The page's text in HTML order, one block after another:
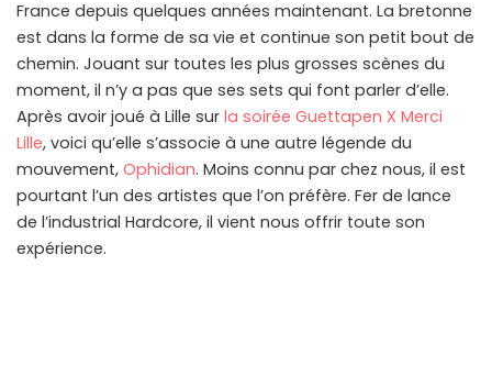
France depuis quelques années maintenant. La bretonne
est dans la forme de sa vie et continue son petit bout de
chemin. Jouant sur toutes les plus grosses scènes du
moment, il n’y a pas que ses sets qui font parler d’elle.
Après avoir joué à Lille sur la soirée Guettapen X Merci
Lille, voici qu’elle s’associe à une autre légende du
mouvement, Ophidian. Moins connu par chez nous, il est
pourtant l’un des artistes que l’on préfère. Fer de lance
de l’industrial Hardcore, il vient nous offrir toute son
expérience.